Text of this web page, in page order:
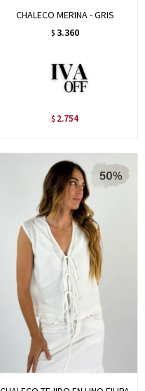
CHALECO MERINA - GRIS
$ 3.360
$ 2.754